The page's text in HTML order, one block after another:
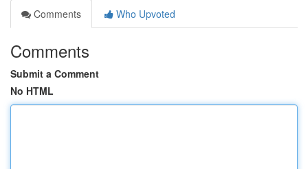
Comments
Who Upvoted
Comments
Submit a Comment
No HTML